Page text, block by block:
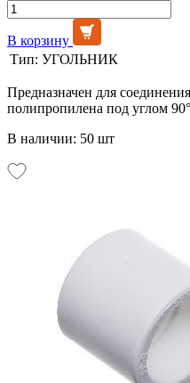
В корзину
Тип: УГОЛЬНИК
Предназначен для
полипропилена под углом
В наличии: 50 шт